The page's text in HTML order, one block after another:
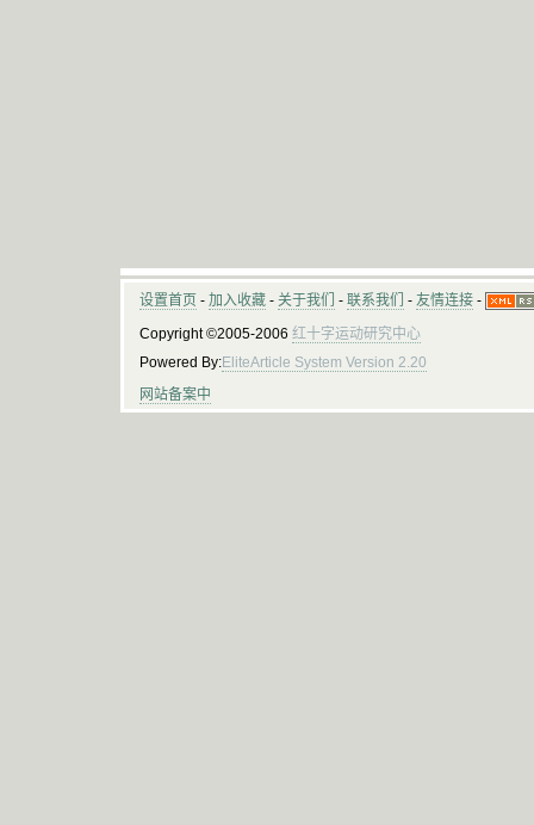
设置首页 - 加入收藏 - 关于我们 - 联系我们 - 友情连接 -
Copyright ©2005-2006 红十字运动研究中心
Powered By:EliteArticle System Version 2.20
网站备案中